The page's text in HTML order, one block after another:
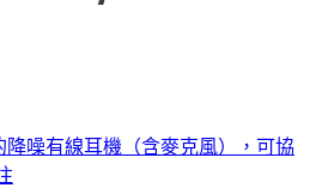
噪有線耳機（含麥克風），可協